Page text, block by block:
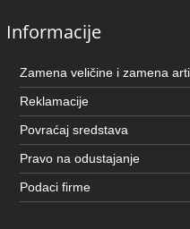
Informacije
Zamena veličine i zamena
Reklamacije
Povraćaj sredstava
Pravo na odustajanje
Podaci firme